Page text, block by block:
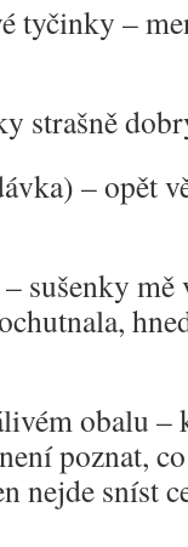
tyčinky –
strašně
– opět
sušenky
obalu –
poznat,
nejde sníst